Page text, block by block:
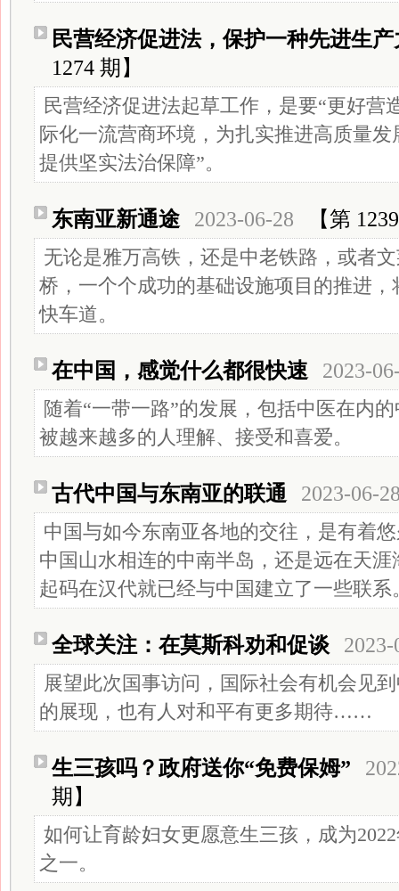
民营经济促进法，保护一种先进生产
1274 期】
民营经济促进法起草工作，是要“更好营
际化一流营商环境，为扎实推进高质量
提供坚实法治保障”。
东南亚新通途 2023-06-28 【第
无论是雅万高铁，还是中老铁路，或者
桥，一个个成功的基础设施项目的推进
快车道。
在中国，感觉什么都很快速 2023-
随着“一带一路”的发展，包括中医在内
被越来越多的人理解、接受和喜爱。
古代中国与东南亚的联通 2023-06-
中国与如今东南亚各地的交往，是有着
中国山水相连的中南半岛，还是远在天
起码在汉代就已经与中国建立了一些联系
全球关注：在莫斯科劝和促谈
展望此次国事访问，国际社会有机会见
的展现，也有人对和平有更多期待……
生三孩吗？政府送你“免费保姆”
期】
如何让育龄妇女更愿意生三孩，成为
之一。